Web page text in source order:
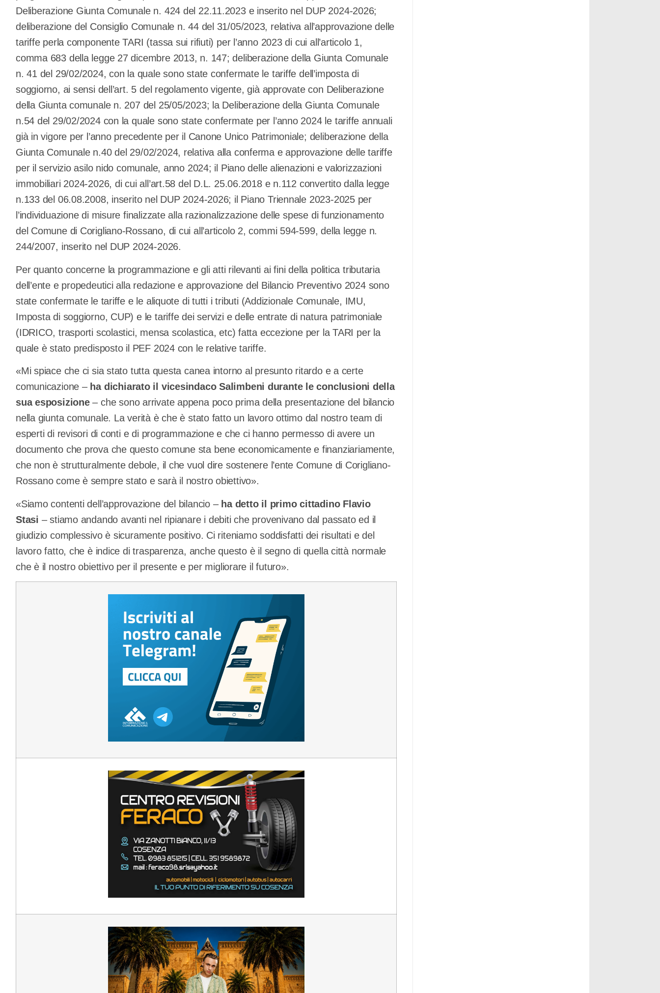
Deliberazione Giunta Comunale n. 424 del 22.11.2023 e inserito nel DUP 2024-2026;
deliberazione del Consiglio Comunale n. 44 del 31/05/2023, relativa all’approvazione delle
tariffe perla componente TARI (tassa sui rifiuti) per l’anno 2023 di cui all’articolo 1,
comma 683 della legge 27 dicembre 2013, n. 147; deliberazione della Giunta Comunale
n. 41 del 29/02/2024, con la quale sono state confermate le tariffe dell’imposta di
soggiorno, ai sensi dell’art. 5 del regolamento vigente, già approvate con Deliberazione
della Giunta comunale n. 207 del 25/05/2023; la Deliberazione della Giunta Comunale
n.54 del 29/02/2024 con la quale sono state confermate per l’anno 2024 le tariffe annuali
già in vigore per l’anno precedente per il Canone Unico Patrimoniale; deliberazione della
Giunta Comunale n.40 del 29/02/2024, relativa alla conferma e approvazione delle tariffe
per il servizio asilo nido comunale, anno 2024; il Piano delle alienazioni e valorizzazioni
immobiliari 2024-2026, di cui all’art.58 del D.L. 25.06.2018 e n.112 convertito dalla legge
n.133 del 06.08.2008, inserito nel DUP 2024-2026; il Piano Triennale 2023-2025 per
l’individuazione di misure finalizzate alla razionalizzazione delle spese di funzionamento
del Comune di Corigliano-Rossano, di cui all’articolo 2, commi 594-599, della legge n.
244/2007, inserito nel DUP 2024-2026.
Per quanto concerne la programmazione e gli atti rilevanti ai fini della politica tributaria
dell’ente e propedeutici alla redazione e approvazione del Bilancio Preventivo 2024 sono
state confermate le tariffe e le aliquote di tutti i tributi (Addizionale Comunale, IMU,
Imposta di soggiorno, CUP) e le tariffe dei servizi e delle entrate di natura patrimoniale
(IDRICO, trasporti scolastici, mensa scolastica, etc) fatta eccezione per la TARI per la
quale è stato predisposto il PEF 2024 con le relative tariffe.
«Mi spiace che ci sia stato tutta questa canea intorno al presunto ritardo e a certe
comunicazione – ha dichiarato il vicesindaco Salimbeni durante le conclusioni della
sua esposizione– che sono arrivate appena poco prima della presentazione del bilancio
nella giunta comunale. La verità è che è stato fatto un lavoro ottimo dal nostro team di
esperti di revisori di conti e di programmazione e che ci hanno permesso di avere un
documento che prova che questo comune sta bene economicamente e finanziariamente,
che non è strutturalmente debole, il che vuol dire sostenere l’ente Comune di Corigliano-
Rossano come è sempre stato e sarà il nostro obiettivo».
«Siamo contenti dell’approvazione del bilancio – ha detto il primo cittadino Flavio
Stasi – stiamo andando avanti nel ripianare i debiti che provenivano dal passato ed il
giudizio complessivo è sicuramente positivo. Ci riteniamo soddisfatti dei risultati e del
lavoro fatto, che è indice di trasparenza, anche questo è il segno di quella città normale
che è il nostro obiettivo per il presente e per migliorare il futuro».